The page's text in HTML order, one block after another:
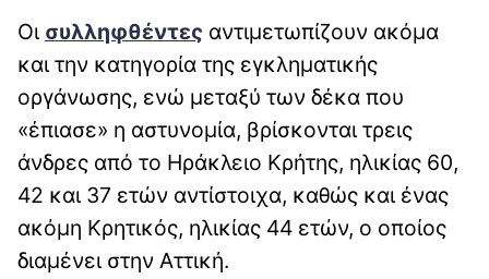
Οι συλληφθέντες αντιμετωπίζουν ακόμα
και την κατηγορία της εγκληματικής
οργάνωσης, ενώ μεταξύ των δέκα που
«έπιασε» η αστυνομία, βρίσκονται τρεις
άνδρες από το Ηράκλειο Κρήτης, ηλικίας 60,
42 και 37 ετών αντίστοιχα, καθώς και ένας
ακόμη Κρητικός, ηλικίας 44 ετών, ο οποίος
διαμένει στην Αττική.